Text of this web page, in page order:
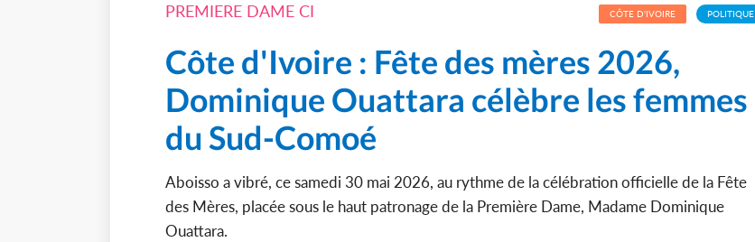
PREMIERE DAME CI CÔTE D'IVOIRE POLITIQUE
Côte d'Ivoire : Fête des mères 2026,
Dominique Ouattara célèbre les femmes
du Sud-Comoé
Aboisso a vibré, ce samedi 30 mai 2026, au rythme de la célébration officielle de la Fête
des Mères, placée sous le haut patronage de la Première Dame, Madame Dominique
Ouattara.